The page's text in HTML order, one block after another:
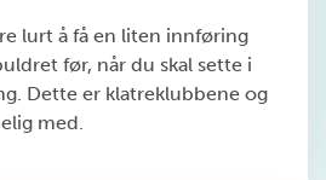
lurt å få en liten innføring
før, når du skal sette i
Dette er klatreklubbene og
med.